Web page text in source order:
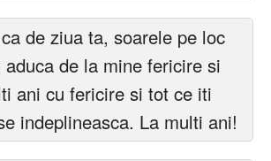
de ziua ta, soarele pe loc
de la mine fericire si
ani cu fericire si tot ce iti
indeplineasca. La multi ani!